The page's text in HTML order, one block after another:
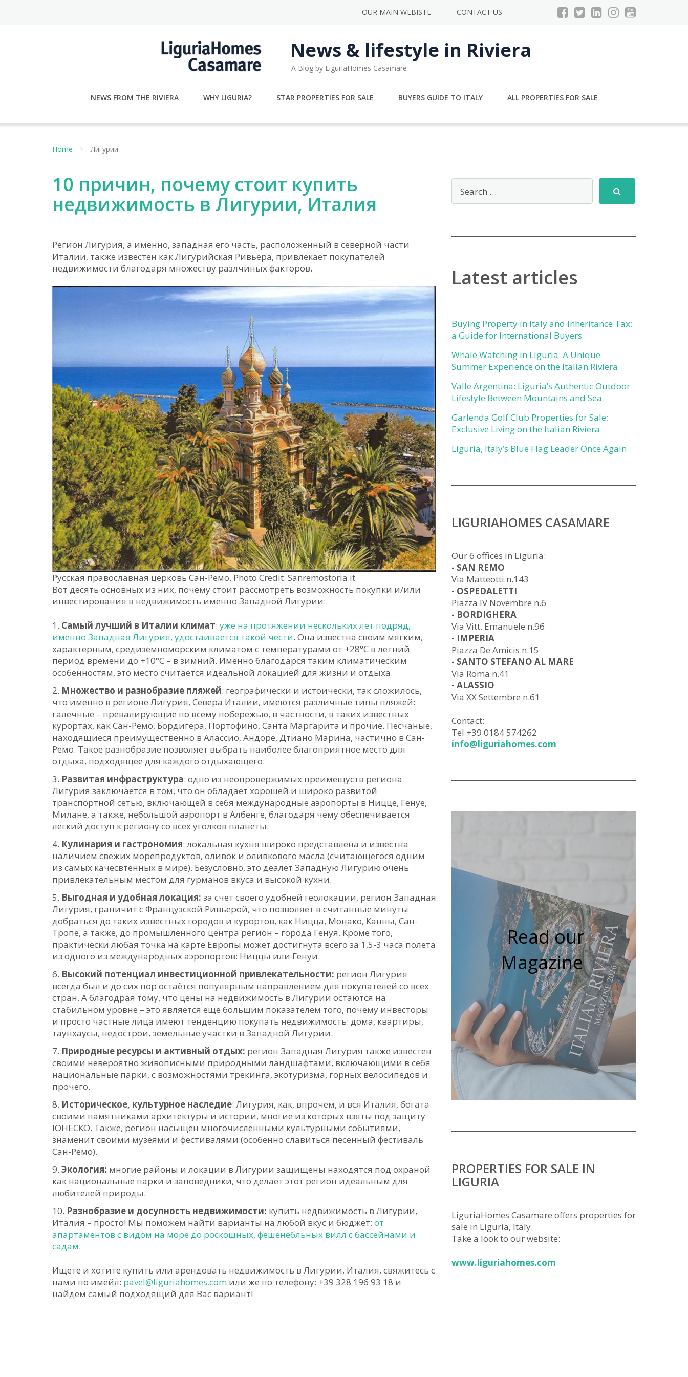
content
OUR MAIN WEBISTE CONTACT US
News & lifestyle in Riviera
A Blog by LiguriaHomes Casamare
NEWS FROM THE RIVIERA WHY LIGURIA? STAR PROPERTIES FOR SALE BUYERS GUIDE TO ITALY ALL PROPERTIES FOR SALE
Home Лигурии
10 причин, почему стоит купить
недвижимость в Лигурии, Италия
Регион Лигурия, а именно, западная его часть, расположенный в северной части
Италии, также известен как Лигурийская Ривьера, привлекает покупателей
недвижимости благодаря множеству разлчиных факторов.
Русская православная церковь Сан-Ремо. Photo Credit: Sanremostoria.it
Вот десять основных из них, почему стоит рассмотреть возможность покупки и/или
инвестирования в недвижимость именно Западной Лигурии:
Самый лучший в Италии климат: уже на протяжении нескольких лет подряд,
именно Западная Лигурия, удостаивается такой чести. Она известна своим мягким,
характерным, средиземноморским климатом с температурами от +28°C в летний
период времени до +10°C – в зимний. Именно благодарся таким климатическим
особенностям, это место считается идеальной локацией для жизни и отдыха.
Множество и разнобразие пляжей: географически и истоически, так сложилось,
что именно в регионе Лигурия, Севера Италии, имеются различные типы пляжей:
галечные – превалирующие по всему побережью, в частности, в таких известных
курортах, как Сан-Ремо, Бордигера, Портофино, Санта Маргарита и прочие. Песчаные,
находящиеся преимущественно в Алассио, Андоре, Дтиано Марина, частично в Сан-
Ремо. Такое разнобразие позволяет выбрать наиболее благоприятное место для
отдыха, подходящее для каждого отдыхающего.
Развитая инфраструктура: одно из неопровержимых преимещуств региона
Лигурия заключается в том, что он обладает хорошей и широко развитой
транспортной сетью, включающей в себя международные аэропорты в Ницце, Генуе,
Милане, а также, небольшой аэропорт в Албенге, благодаря чему обеспечивается
легкий доступ к региону со всех уголков планеты.
Кулинария и гастрономия: локальная кухня широко представлена и известна
наличием свежих морепродуктов, оливок и оливкового масла (считающегося одним
из самых качесвтенных в мире). Безусловно, это деалет Западную Лигурию очень
привлекательным местом для гурманов вкуса и высокой кухни.
Выгодная и удобная локация: за счет своего удобней геолокации, регион Западная
Лигурия, граничит с Французской Ривьерой, что позволяет в считанные минуты
добраться до таких известных городов и курортов, как Ницца, Монако, Канны, Сан-
Тропе, а также, до промышленного центра регион – города Генуя. Кроме того,
практически любая точка на карте Европы может достигнута всего за 1,5-3 часа полета
из одного из международных аэропортов: Ниццы или Генуи.
Высокий потенциал инвестиционной привлекательности: регион Лигурия
всегда был и до сих пор остаётся популярным направлением для покупателей со всех
стран. А благодрая тому, что цены на недвижимость в Лигурии остаются на
стабильном уровне – это является еще большим показателем того, почему инвесторы
и просто частные лица имеют тенденцию покупать недвижимость: дома, квартиры,
таунхаусы, недострои, земельные участки в Западной Лигурии.
Природные ресурсы и активный отдых: регион Западная Лигурия также известен
своими невероятно живописными природными ландшафтами, включающими в себя
национальные парки, с возможностями трекинга, экотуризма, горных велосипедов и
прочего.
Историческое, культурное наследие: Лигурия, как, впрочем, и вся Италия, богата
своими памятниками архитектуры и истории, многие из которых взяты под защиту
ЮНЕСКО. Также, регион насыщен многочисленными культурными событиями,
знаменит своими музеями и фестивалями (особенно славиться песенный фестиваль
Сан-Ремо).
Экология: многие районы и локации в Лигурии защищены находятся под охраной
как национальные парки и заповедники, что делает этот регион идеальным для
любителей природы.
Разнобразие и досупность недвижимости: купить недвижимость в Лигурии,
Италия – просто! Мы поможем найти варианты на любой вкус и бюджет: от
апартаментов с видом на море до роскошных, фешенебльных вилл с бассейнами и
садам.
Ищете и хотите купить или арендовать недвижимость в Лигурии, Италия, свяжитесь с
нами по имейл: pavel@liguriahomes.com или же по телефону: +39 328 196 93 18 и
найдем самый подходящий для Вас вариант!
Latest articles
Buying Property in Italy and Inheritance Tax:
a Guide for International Buyers
Whale Watching in Liguria: A Unique
Summer Experience on the Italian Riviera
Valle Argentina: Liguria’s Authentic Outdoor
Lifestyle Between Mountains and Sea
Garlenda Golf Club Properties for Sale:
Exclusive Living on the Italian Riviera
Liguria, Italy’s Blue Flag Leader Once Again
LIGURIAHOMES CASAMARE
Our 6 offices in Liguria:
- SAN REMO
Via Matteotti n.143
- OSPEDALETTI
Piazza IV Novembre n.6
- BORDIGHERA
Via Vitt. Emanuele n.96
- IMPERIA
Piazza De Amicis n.15
- SANTO STEFANO AL MARE
Via Roma n.41
- ALASSIO
Via XX Settembre n.61
Contact:
Tel +39 0184 574262
info@liguriahomes.com
Read our
Magazine
PROPERTIES FOR SALE IN
LIGURIA
LiguriaHomes Casamare offers properties for
sale in Liguria, Italy.
Take a look to our website:
www.liguriahomes.com